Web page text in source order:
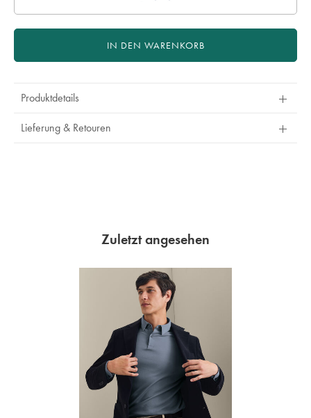
IN DEN WARENKORB
Produktdetails
Lieferung & Retouren
Zuletzt angesehen